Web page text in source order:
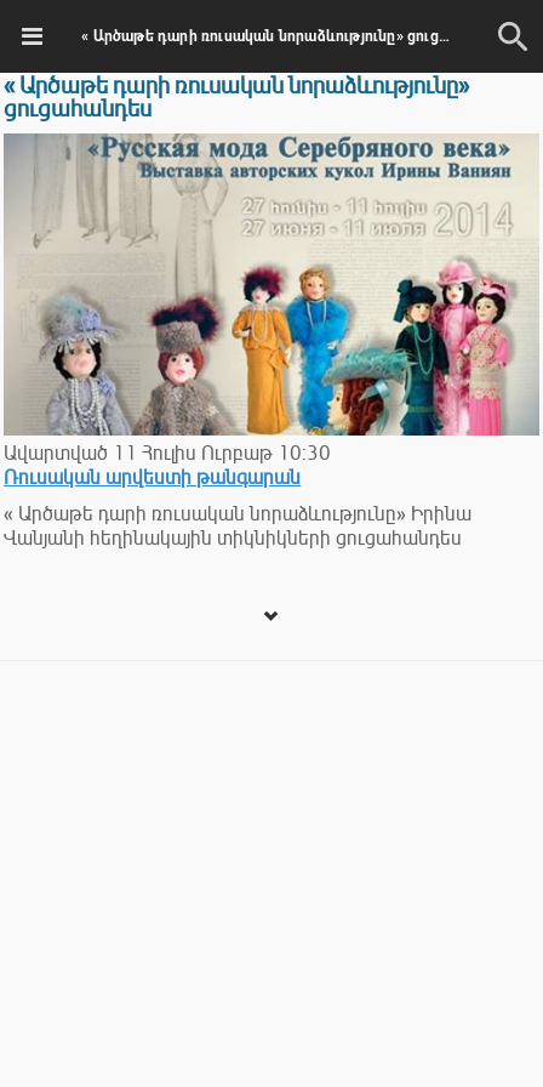
« Արծաթե դարի ռուսական նորաձևությունը» ցուցահանդես
« Արծաթե դարի ռուսական նորաձևությունը»
ցուցահանդես
Ավարտված 11 Հուլիս Ուրբաթ 10:30
Ռուսական արվեստի թանգարան
« Արծաթե դարի ռուսական նորաձևությունը» Իրինա
Վանյանի հեղինակային տիկնիկների ցուցահանդես